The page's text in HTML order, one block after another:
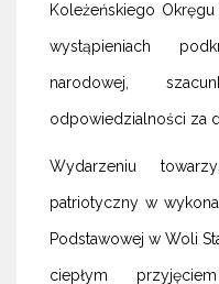
Koleżeńskiego
wystąpieniach
narodowej,
odpowiedzialności za
Wydarzeniu
patriotyczny w
Podstawowej w Woli
ciepłym